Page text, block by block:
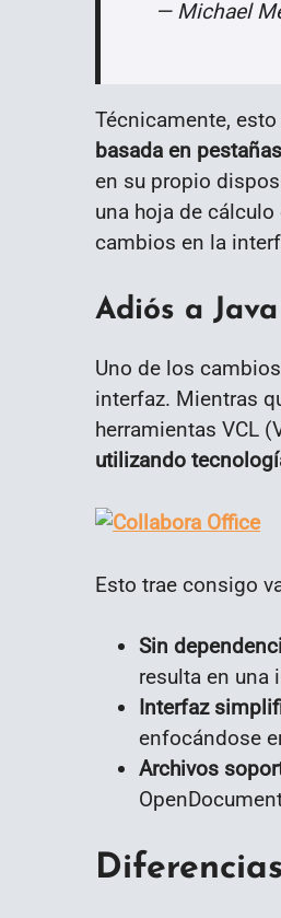
— Michael
Técnicamente,
basada en
en su propio
una hoja de
cambios en la
Adiós a
Uno de los
interfaz. Mientras
herramientas VCL
utilizando
Esto trae consigo
Sin
resulta en una
Interfaz
enfocándose
Archivos